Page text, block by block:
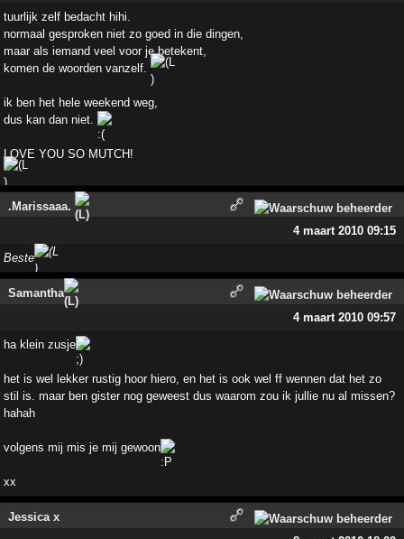
tuurlijk zelf bedacht hihi.
normaal gesproken niet zo goed in die dingen,
maar als iemand veel voor je betekent,
komen de woorden vanzelf.
ik ben het hele weekend weg,
dus kan dan niet.
LOVE YOU SO MUTCH!
.Marissaaa.
4 maart 2010 09:15
Beste
Samantha
4 maart 2010 09:57
ha klein zusje
het is wel lekker rustig hoor hiero, en het is ook wel ff wennen dat het zo
stil is. maar ben gister nog geweest dus waarom zou ik jullie nu al missen?
hahah
volgens mij mis je mij gewoon
xx
Jessica x